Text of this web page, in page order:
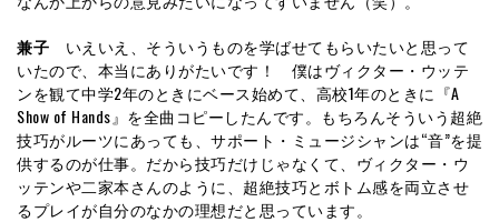
兼子 いえいえ、そういうものを学ばせてもらいたいと思って
いたので、本当にありがたいです！ 僕はヴィクター・ウッテ
ンを観て中学2年のときにベース始めて、高校1年のときに『A
Show of Hands』を全曲コピーしたんです。もちろんそういう超絶
技巧がルーツにあっても、サポート・ミュージシャンは“音”を提
供するのが仕事。だから技巧だけじゃなくて、ヴィクター・ウ
ッテンや二家本さんのように、超絶技巧とボトム感を両立させ
るプレイが自分のなかの理想だと思っています。